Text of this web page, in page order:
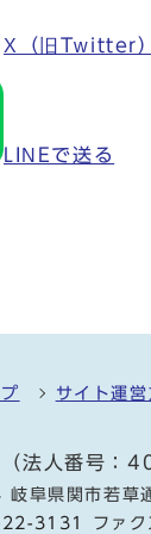
X（旧Twitter
LINEで送る
サイト運営
（法人番号
阜県関市若草
3131 ファ